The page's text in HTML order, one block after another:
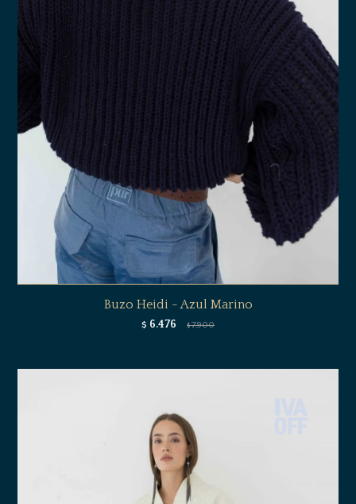
Buzo Heidi - Azul Marino
$ 6.476 $ 7.900